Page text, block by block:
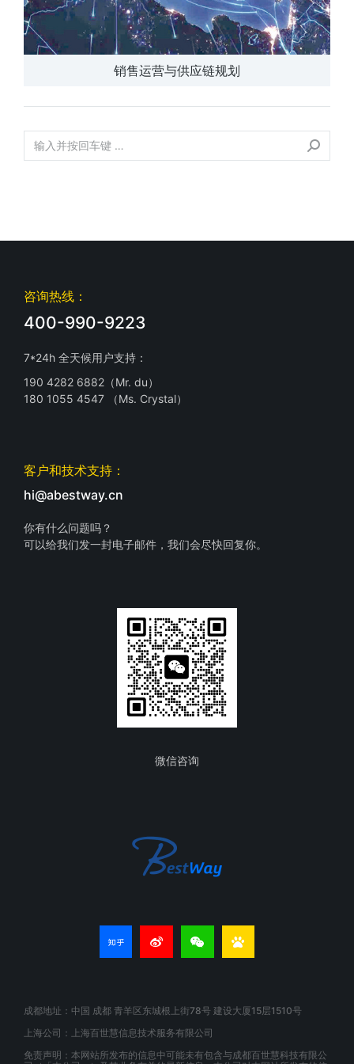
销售运营与供应链规划
咨询热线：
400-990-9223
7*24h 全天候用户支持：
190 4282 6882（Mr. du）
180 1055 4547 （Ms. Crystal）
客户和技术支持：
hi@abestway.cn
你有什么问题吗？
可以给我们发一封电子邮件，我们会尽快回复你。
微信咨询
成都地址：中国 成都 青羊区东城根上街78号 建设大厦15层1510号
上海公司：上海百世慧信息技术服务有限公司
免责声明：本网站所发布的信息中可能未有包含与成都百世慧科技有限公